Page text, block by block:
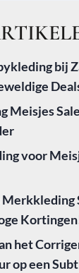
bij
Meisjes
voor
het
op een